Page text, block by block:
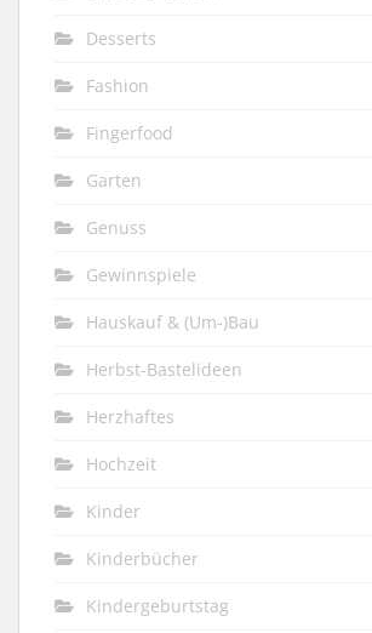
Desserts
Fashion
Fingerfood
Garten
Genuss
Gewinnspiele
Hauskauf & (Um-)Bau
Herbst-Bastelideen
Herzhaftes
Hochzeit
Kinder
Kinderbücher
Kindergeburtstag